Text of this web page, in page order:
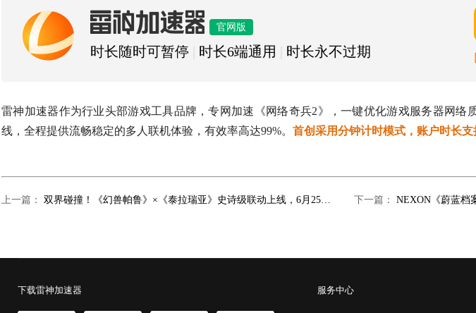
雷神加速器 官网版
时长随时可暂停 时长6端通用 时长永不过期
雷神加速器作为行业头部游戏工具品牌，专网加速《网络奇兵2》，一键优化游戏服务器网络
线，全程提供流畅稳定的多人联机体验，有效率高达99%。 首创采用分钟计时模式，账户时长
上一篇： 下一篇：
下载雷神加速器 服务中心